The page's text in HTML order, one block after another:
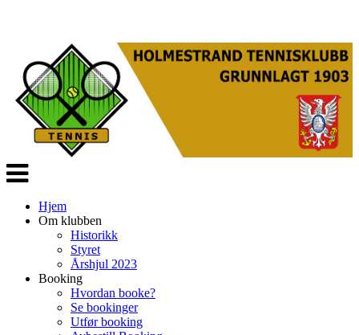
Veksle
navigasjon
Hjem
Om klubben
Historikk
Styret
Årshjul 2023
Booking
Hvordan booke?
Se bookinger
Utfør booking